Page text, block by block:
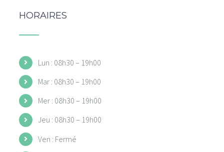
HORAIRES
Lun : 08h30 – 19h00
Mar : 08h30 – 19h00
Mer : 08h30 – 19h00
Jeu : 08h30 – 19h00
Ven : Fermé